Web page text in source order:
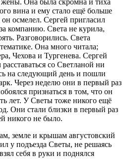
вина и ему стало ещё больше
осмелел. Сергей пригласил
компанию. Света не курила,
Разговорились. Света
Она много читала;
Чехова и Тургенева. Сергей
со Светланой ни
на следующий день и пошли
Через неделю они в первый раз
признаться в том, что он
лет. У Светы тоже никого ещё
Они стали близки в первый раз
никого не было.
земле и крышам августовский
у подъезда Светы, не решаясь
себя в руки и поднялся